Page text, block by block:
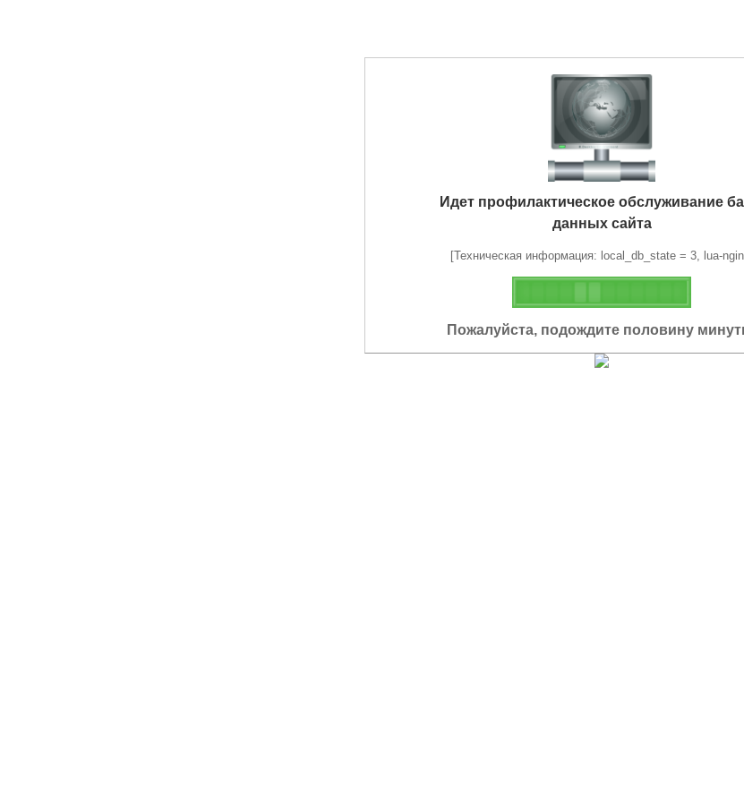
Идет профилактическое обслуживание
данных сайта
[Техническая информация: local_db_state = 3, lua-
Пожалуйста, подождите половину